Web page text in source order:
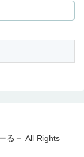
る－ All Rights